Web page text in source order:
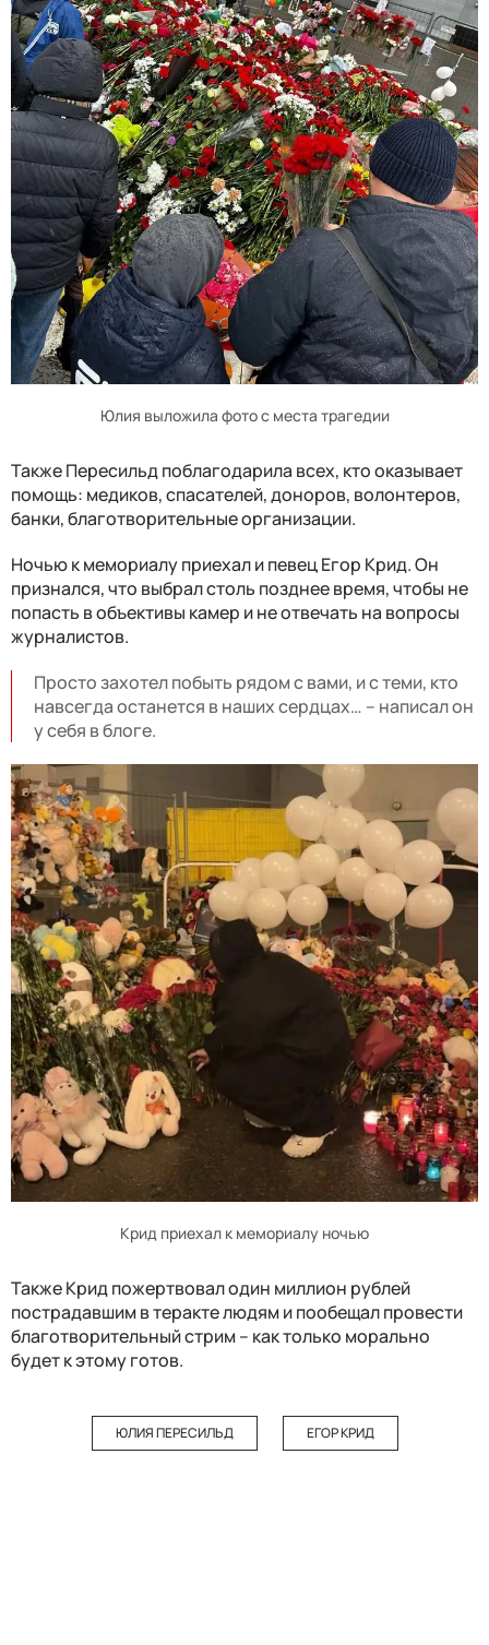
Юлия выложила фото с места трагедии
Также Пересильд поблагодарила всех, кто оказывает
помощь: медиков, спасателей, доноров, волонтеров,
банки, благотворительные организации.
Ночью к мемориалу приехал и певец Егор Крид. Он
признался, что выбрал столь позднее время, чтобы не
попасть в объективы камер и не отвечать на вопросы
журналистов.
Просто захотел побыть рядом с вами, и с теми, кто
навсегда останется в наших сердцах… – написал он
у себя в блоге.
Крид приехал к мемориалу ночью
Также Крид пожертвовал один миллион рублей
пострадавшим в теракте людям и пообещал провести
благотворительный стрим – как только морально
будет к этому готов.
ЮЛИЯ ПЕРЕСИЛЬД ЕГОР КРИД